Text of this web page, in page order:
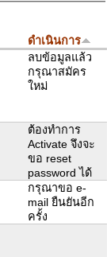
ดำเนินการ
ลบข้อมูลแล้ว
กรุณาสมัคร
ใหม่
ต้องทำการ
Activate จึงจะ
ขอ reset
password ได้
กรุณาขอ e-
mail ยืนยันอีก
ครั้ง